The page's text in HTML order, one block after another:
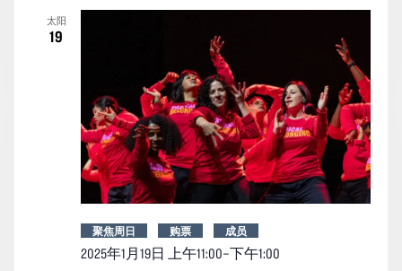
太阳
19
2025年1月19日 上午11:00–下午1:00
聚焦周日 购票 成员